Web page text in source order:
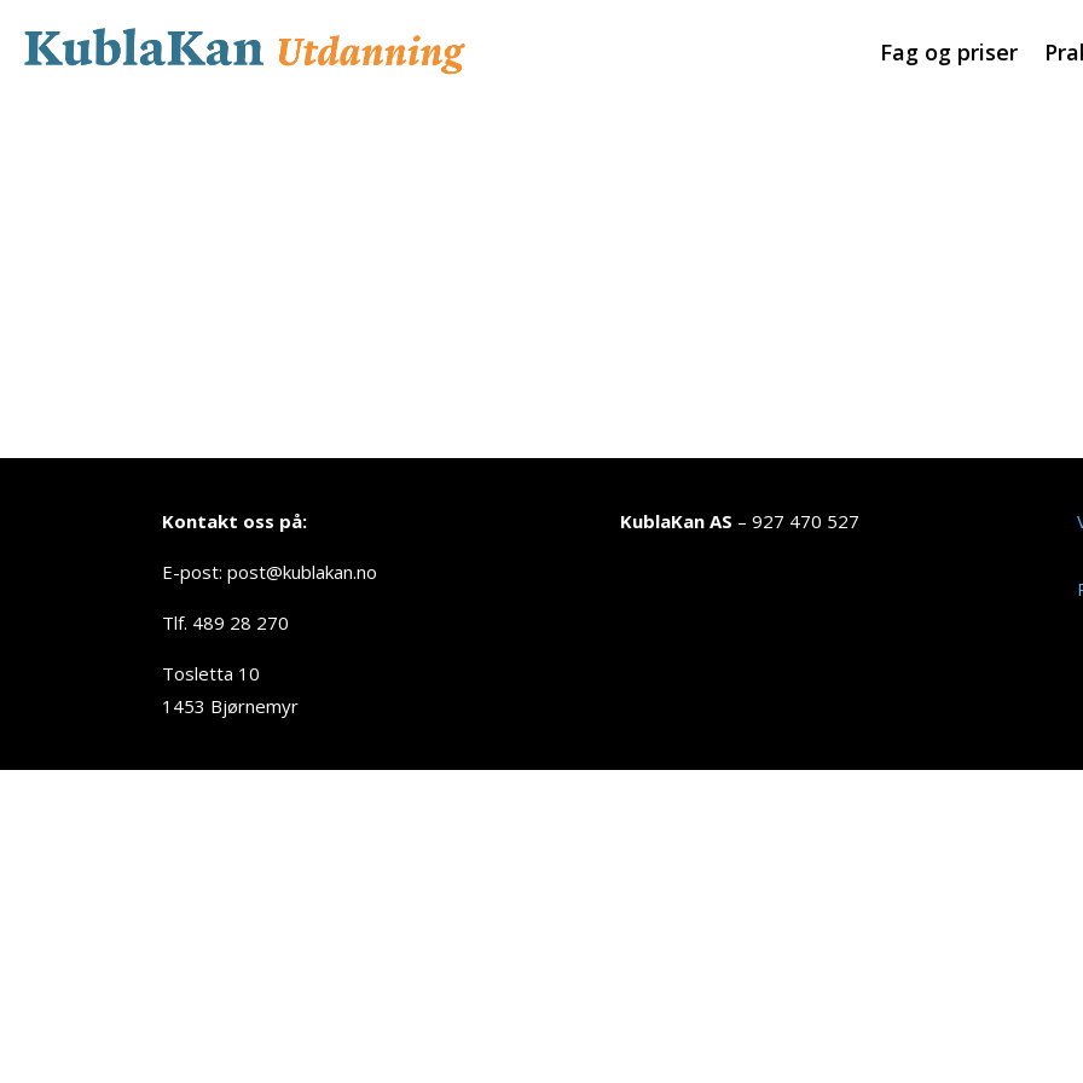
Fag og priser
Kontakt oss på:
E-post: post@kublakan.no
Tlf. 489 28 270
Tosletta 10
1453 Bjørnemyr
KublaKan AS – 927 470 527